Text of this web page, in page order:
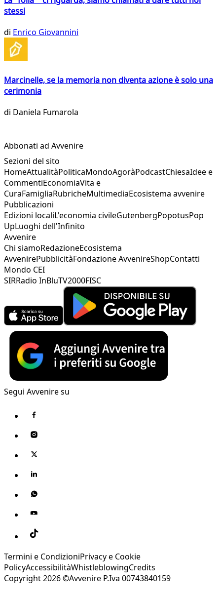
stessi
di Enrico Giovannini
Marcinelle, se la memoria non diventa azione è solo una
cerimonia
di Daniela Fumarola
Abbonati ad Avvenire
Sezioni del sito
HomeAttualitàPoliticaMondoAgoràPodcastChiesaIdee e
CommentiEconomiaVita e
CuraFamigliaRubricheMultimediaEcosistema avvenire
Pubblicazioni
Edizioni localiL'economia civileGutenbergPopotusPop
UpLuoghi dell'Infinito
Avvenire
Chi siamoRedazioneEcosistema
AvvenirePubblicitàFondazione AvvenireShopContatti
Mondo CEI
SIRRadio InBluTV2000FISC
Segui Avvenire su
Termini e CondizioniPrivacy e Cookie
PolicyAccessibilitàWhistleblowingCredits
Copyright 2026 ©Avvenire P.Iva 00743840159